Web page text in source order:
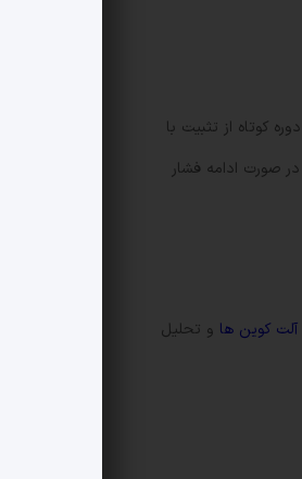
کوتاه از تثبیت با
صورت ادامه فشار
کوین ها و تحلیل